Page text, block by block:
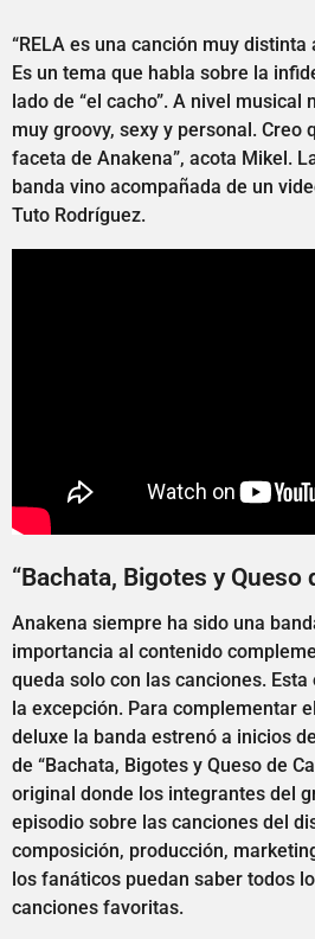
“RELA es una canción muy
Es un tema que habla sobre la
lado de “el cacho”. A nivel
muy groovy, sexy y personal. Creo
faceta de Anakena”, acota Mikel.
banda vino acompañada de un
Tuto Rodríguez.
“Bachata, Bigotes y Queso
Anakena siempre ha sido una
importancia al contenido
queda solo con las canciones.
la excepción. Para complementar
deluxe la banda estrenó a inicios
de “Bachata, Bigotes y Queso de
original donde los integrantes del
episodio sobre las canciones del
composición, producción,
los fanáticos puedan saber todos
canciones favoritas.